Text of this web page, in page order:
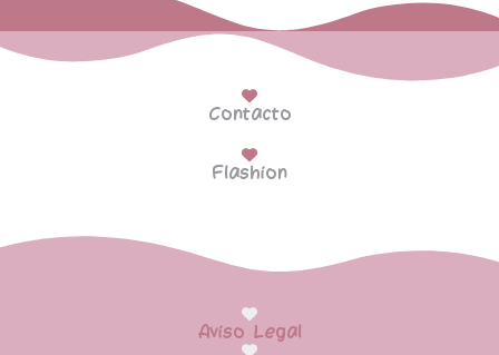
Contacto
Flashion
Aviso Legal